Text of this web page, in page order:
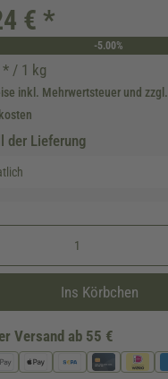
€ *
-5.00%
* / 1 kg
inkl. Mehrwertsteuer und zzgl.
der Lieferung
Ins Körbchen
Versand ab 55 €